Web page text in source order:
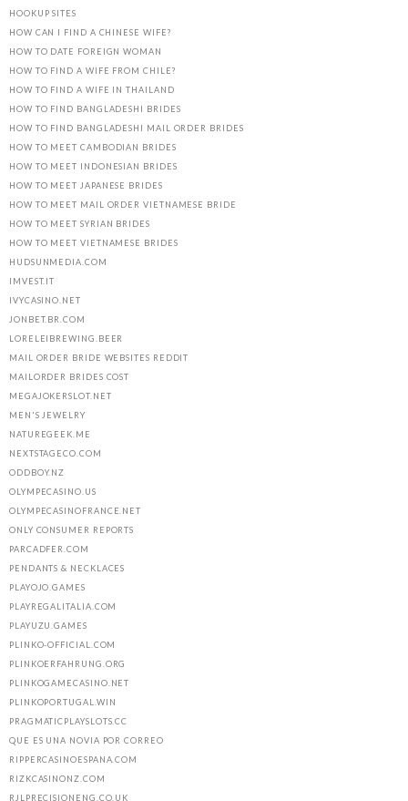
HOOKUP SITES
HOW CAN I FIND A CHINESE WIFE?
HOW TO DATE FOREIGN WOMAN
HOW TO FIND A WIFE FROM CHILE?
HOW TO FIND A WIFE IN THAILAND
HOW TO FIND BANGLADESHI BRIDES
HOW TO FIND BANGLADESHI MAIL ORDER BRIDES
HOW TO MEET CAMBODIAN BRIDES
HOW TO MEET INDONESIAN BRIDES
HOW TO MEET JAPANESE BRIDES
HOW TO MEET MAIL ORDER VIETNAMESE BRIDE
HOW TO MEET SYRIAN BRIDES
HOW TO MEET VIETNAMESE BRIDES
HUDSUNMEDIA.COM
IMVEST.IT
IVYCASINO.NET
JONBET.BR.COM
LORELEIBREWING.BEER
MAIL ORDER BRIDE WEBSITES REDDIT
MAILORDER BRIDES COST
MEGAJOKERSLOT.NET
MEN'S JEWELRY
NATUREGEEK.ME
NEXTSTAGECO.COM
ODDBOY.NZ
OLYMPECASINO.US
OLYMPECASINOFRANCE.NET
ONLY CONSUMER REPORTS
PARCADFER.COM
PENDANTS & NECKLACES
PLAYOJO.GAMES
PLAYREGALITALIA.COM
PLAYUZU.GAMES
PLINKO-OFFICIAL.COM
PLINKOERFAHRUNG.ORG
PLINKOGAMECASINO.NET
PLINKOPORTUGAL.WIN
PRAGMATICPLAYSLOTS.CC
QUE ES UNA NOVIA POR CORREO
RIPPERCASINOESPANA.COM
RIZKCASINONZ.COM
RJLPRECISIONENG.CO.UK